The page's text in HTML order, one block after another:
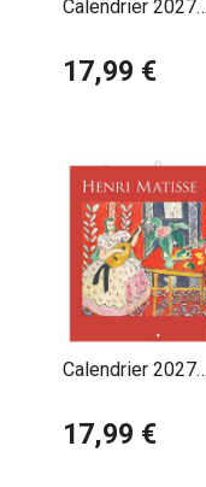
Calendrier 2027
17,99 €
Calendrier 2027
Matisse
17,99 €